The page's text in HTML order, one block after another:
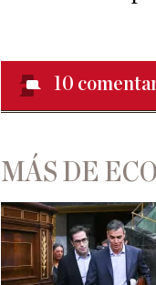
10
MÁS DE